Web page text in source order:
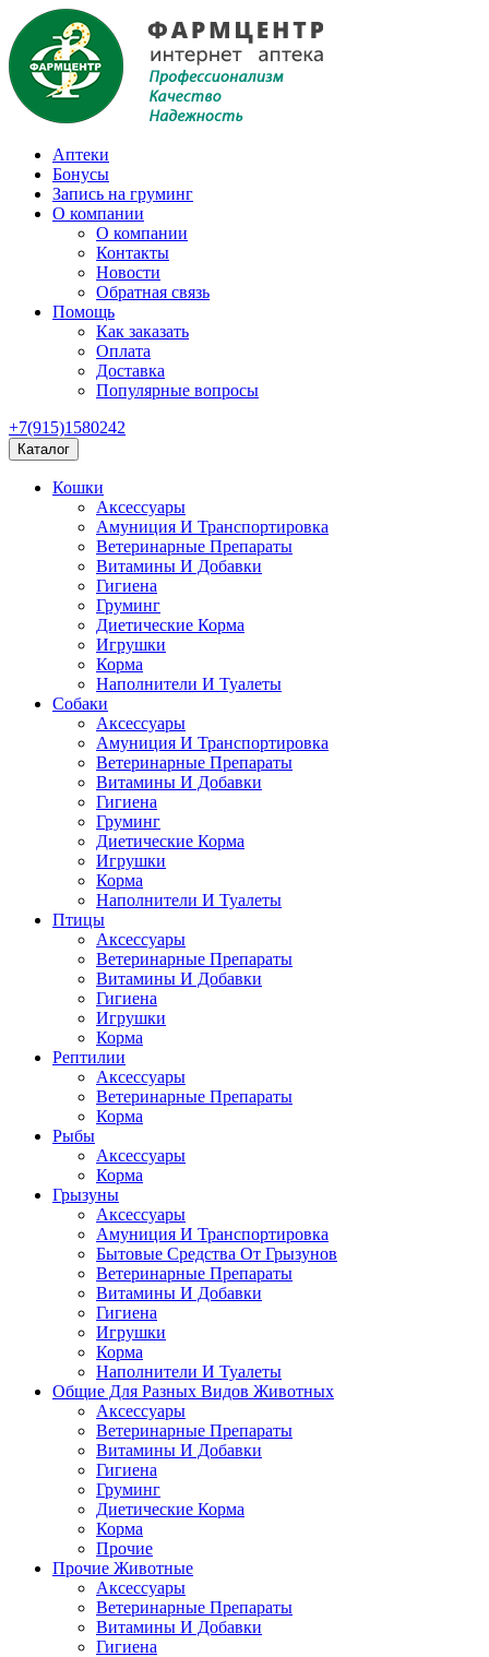
Аптеки
Бонусы
Запись на груминг
О компании
О компании
Контакты
Новости
Обратная связь
Помощь
Как заказать
Оплата
Доставка
Популярные вопросы
+7(915)1580242
Каталог
Кошки
Аксессуары
Амуниция И Транспортировка
Ветеринарные Препараты
Витамины И Добавки
Гигиена
Груминг
Диетические Корма
Игрушки
Корма
Наполнители И Туалеты
Собаки
Аксессуары
Амуниция И Транспортировка
Ветеринарные Препараты
Витамины И Добавки
Гигиена
Груминг
Диетические Корма
Игрушки
Корма
Наполнители И Туалеты
Птицы
Аксессуары
Ветеринарные Препараты
Витамины И Добавки
Гигиена
Игрушки
Корма
Рептилии
Аксессуары
Ветеринарные Препараты
Корма
Рыбы
Аксессуары
Корма
Грызуны
Аксессуары
Амуниция И Транспортировка
Бытовые Средства От Грызунов
Ветеринарные Препараты
Витамины И Добавки
Гигиена
Игрушки
Корма
Наполнители И Туалеты
Общие Для Разных Видов Животных
Аксессуары
Ветеринарные Препараты
Витамины И Добавки
Гигиена
Груминг
Диетические Корма
Корма
Прочие
Прочие Животные
Аксессуары
Ветеринарные Препараты
Витамины И Добавки
Гигиена